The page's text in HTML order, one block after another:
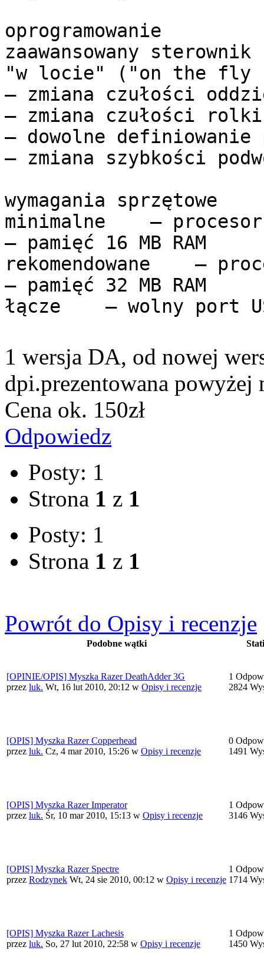
oprogramowanie
zaawansowany
"w locie" ("on the fly
– zmiana czułości
– zmiana czułości rolki
– dowolne definiowanie
– zmiana szybkości
wymagania sprzętowe
minimalne – procesor
– pamięć 16 MB RAM
rekomendowane –
– pamięć 32 MB RAM
łącze – wolny port
1 wersja DA, od nowej
dpi.prezentowana powyżej
Cena ok. 150zł
Odpowiedz
Posty: 1
Strona 1 z 1
Posty: 1
Strona 1 z 1
Powrót do Opisy i recenzje
Podobne wątki
[OPINIE/OPIS] Myszka Razer DeathAdder 3G
przez luk. Wt, 16 lut 2010, 20:12 w Opisy i recenzje
1
2824
[OPIS] Myszka Razer Copperhead
przez luk. Cz, 4 mar 2010, 15:26 w Opisy i recenzje
0
1491
[OPIS] Myszka Razer Imperator
przez luk. Śr, 10 mar 2010, 15:13 w Opisy i recenzje
1
3146
[OPIS] Myszka Razer Spectre
przez Rodzynek Wt, 24 sie 2010, 00:12 w Opisy i recenzje
1
1714
[OPIS] Myszka Razer Lachesis
przez luk. So, 27 lut 2010, 22:58 w Opisy i recenzje
1
1450